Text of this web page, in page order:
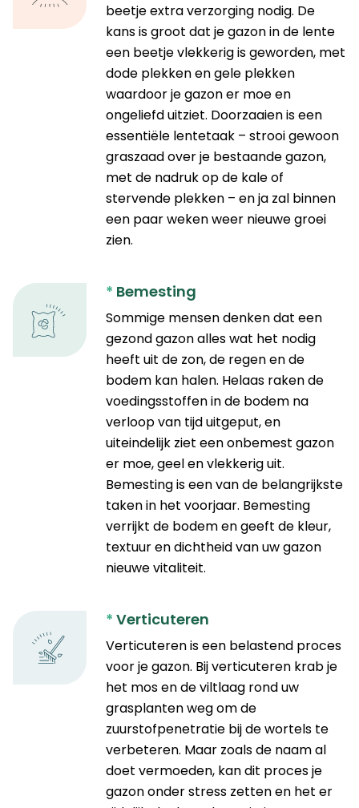
beetje extra verzorging nodig. De
kans is groot dat je gazon in de lente
een beetje vlekkerig is geworden, met
dode plekken en gele plekken
waardoor je gazon er moe en
ongeliefd uitziet. Doorzaaien is een
essentiële lentetaak – strooi gewoon
graszaad over je bestaande gazon,
met de nadruk op de kale of
stervende plekken – en ja zal binnen
een paar weken weer nieuwe groei
zien.
* Bemesting
Sommige mensen denken dat een
gezond gazon alles wat het nodig
heeft uit de zon, de regen en de
bodem kan halen. Helaas raken de
voedingsstoffen in de bodem na
verloop van tijd uitgeput, en
uiteindelijk ziet een onbemest gazon
er moe, geel en vlekkerig uit.
Bemesting is een van de belangrijkste
taken in het voorjaar. Bemesting
verrijkt de bodem en geeft de kleur,
textuur en dichtheid van uw gazon
nieuwe vitaliteit.
* Verticuteren
Verticuteren is een belastend proces
voor je gazon. Bij verticuteren krab je
het mos en de viltlaag rond uw
grasplanten weg om de
zuurstofpenetratie bij de wortels te
verbeteren. Maar zoals de naam al
doet vermoeden, kan dit proces je
gazon onder stress zetten en het er